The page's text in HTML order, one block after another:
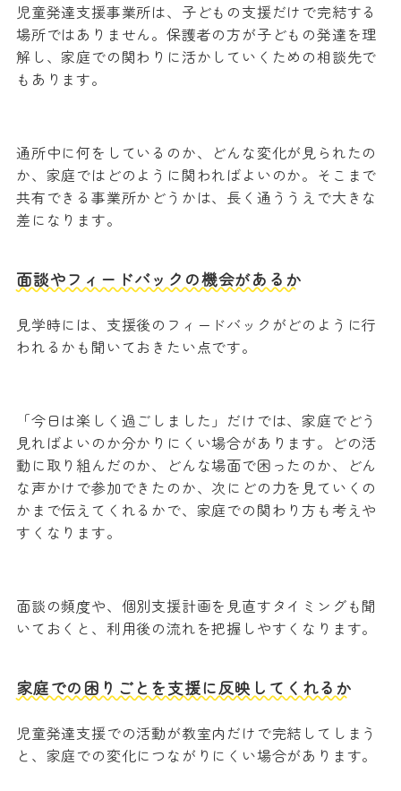
児童発達支援事業所は、子どもの支援だけで完結する
場所ではありません。保護者の方が子どもの発達を理
解し、家庭での関わりに活かしていくための相談先で
もあります。
通所中に何をしているのか、どんな変化が見られたの
か、家庭ではどのように関わればよいのか。そこまで
共有できる事業所かどうかは、長く通ううえで大きな
差になります。
面談やフィードバックの機会があるか
見学時には、支援後のフィードバックがどのように行
われるかも聞いておきたい点です。
「今日は楽しく過ごしました」だけでは、家庭でどう
見ればよいのか分かりにくい場合があります。どの活
動に取り組んだのか、どんな場面で困ったのか、どん
な声かけで参加できたのか、次にどの力を見ていくの
かまで伝えてくれるかで、家庭での関わり方も考えや
すくなります。
面談の頻度や、個別支援計画を見直すタイミングも聞
いておくと、利用後の流れを把握しやすくなります。
家庭での困りごとを支援に反映してくれるか
児童発達支援での活動が教室内だけで完結してしまう
と、家庭での変化につながりにくい場合があります。